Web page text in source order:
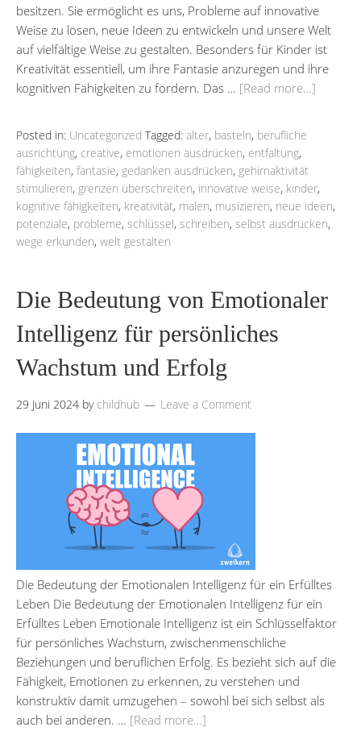
besitzen. Sie ermöglicht es uns, Probleme auf innovative
Weise zu lösen, neue Ideen zu entwickeln und unsere Welt
auf vielfältige Weise zu gestalten. Besonders für Kinder ist
Kreativität essentiell, um ihre Fantasie anzuregen und ihre
kognitiven Fähigkeiten zu fördern. Das … [Read more…]
Posted in: Uncategorized Tagged: alter, basteln, berufliche
ausrichtung, creative, emotionen ausdrücken, entfaltung,
fähigkeiten, fantasie, gedanken ausdrücken, gehirnaktivität
stimulieren, grenzen überschreiten, innovative weise, kinder,
kognitive fähigkeiten, kreativität, malen, musizieren, neue ideen,
potenziale, probleme, schlüssel, schreiben, selbst ausdrücken,
wege erkunden, welt gestalten
Die Bedeutung von Emotionaler
Intelligenz für persönliches
Wachstum und Erfolg
29 Juni 2024 by childhub Leave a Comment
Die Bedeutung der Emotionalen Intelligenz für ein Erfülltes
Leben Die Bedeutung der Emotionalen Intelligenz für ein
Erfülltes Leben Emotionale Intelligenz ist ein Schlüsselfaktor
für persönliches Wachstum, zwischenmenschliche
Beziehungen und beruflichen Erfolg. Es bezieht sich auf die
Fähigkeit, Emotionen zu erkennen, zu verstehen und
konstruktiv damit umzugehen – sowohl bei sich selbst als
auch bei anderen. … [Read more…]